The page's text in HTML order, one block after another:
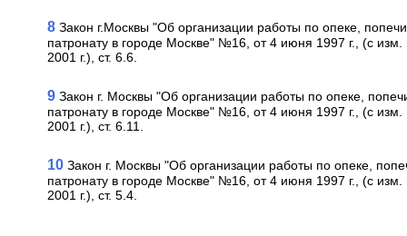
8 Закон г.Москвы "Об организации работы по опеке,
патронату в городе Москве" №16, от 4 июня 1997 г., (с
2001 г.), ст. 6.6.
9 Закон г. Москвы "Об организации работы по опеке,
патронату в городе Москве" №16, от 4 июня 1997 г., (с
2001 г.), ст. 6.11.
10 Закон г. Москвы "Об организации работы по опеке,
патронату в городе Москве" №16, от 4 июня 1997 г., (с
2001 г.), ст. 5.4.